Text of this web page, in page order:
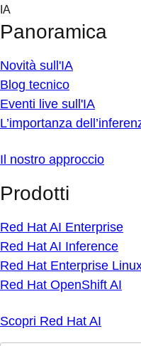
Skip
content
IA
Panoramica
Novità sull'IA
Blog tecnico
Eventi live sull'IA
L’importanza
Il nostro approccio
Prodotti
Red Hat AI Enterprise
Red Hat AI Inference
Red Hat Enterprise
Red Hat OpenShift AI
Scopri Red Hat AI